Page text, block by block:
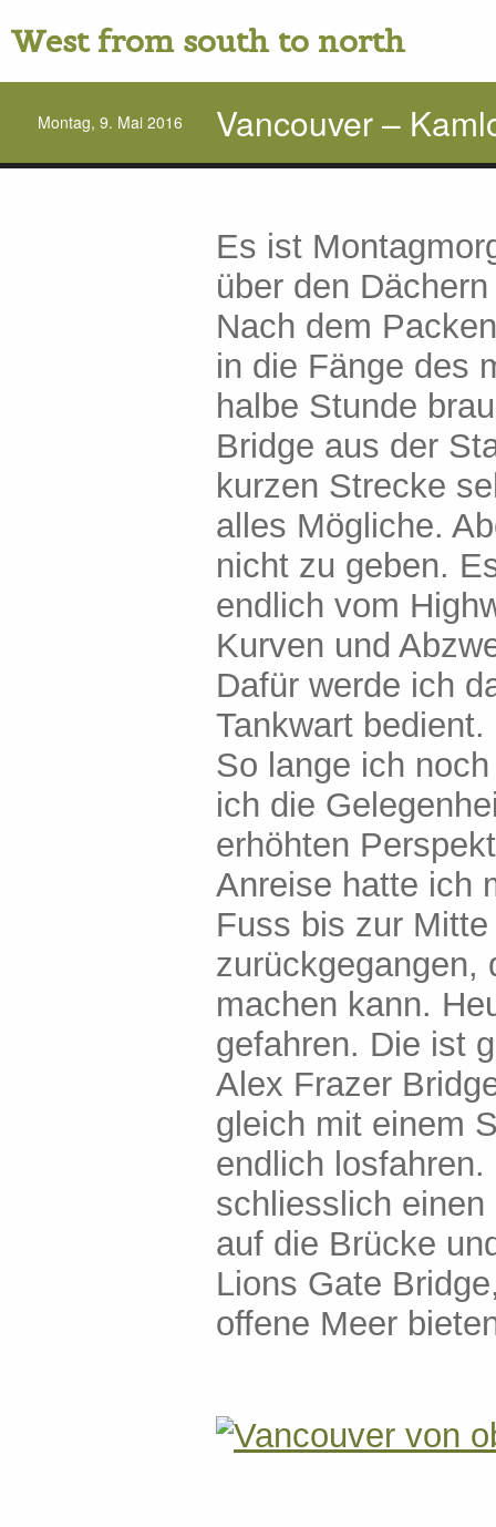
West from south to north
Montag, 9. Mai 2016 Vancouver –
Es ist
über den
Nach dem
in die Fänge des
halbe Stunde
Bridge aus der
kurzen Strecke
alles Mögliche.
nicht zu geben.
endlich vom
Kurven und
Dafür werde ich
Tankwart bedient.
So lange ich
ich die
erhöhten
Anreise hatte ich
Fuss bis zur
zurückgegangen,
machen kann.
gefahren. Die ist
Alex Frazer
gleich mit einem
endlich
schliesslich
auf die Brücke
Lions Gate
offene Meer